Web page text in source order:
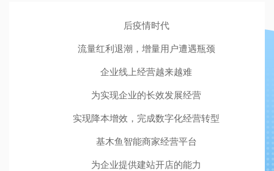
后疫情时代
流量红利退潮，增量用户遭遇瓶颈
企业线上经营越来越难
为实现企业的长效发展经营
实现降本增效，完成数字化经营转型
基木鱼智能商家经营平台
为企业提供建站开店的能力